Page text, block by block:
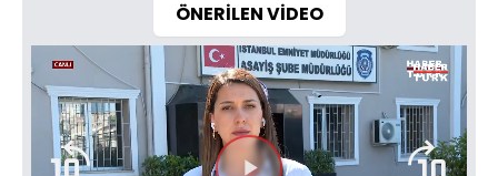
ÖNERİLEN VİDEO